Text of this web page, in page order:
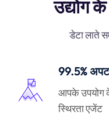
उद्योग
डेटा लाते
99.5%
आपके उपयोग
स्थिरता एजेंट